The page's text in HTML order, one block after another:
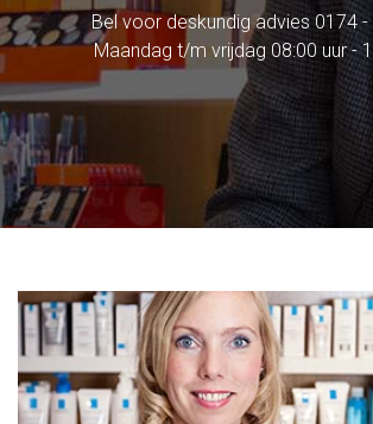
Bel voor deskundig advies0174 -
Maandag t/m vrijdag 08:00 uur -